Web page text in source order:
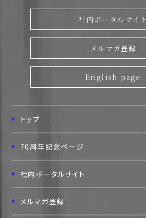
社内ポータルサイト
メルマガ登録
English page
トップ
70周年記念ページ
社内ポータルサイト
メルマガ登録